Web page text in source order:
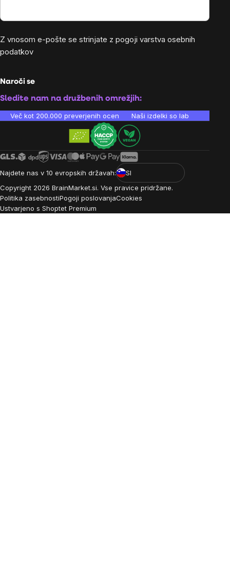
Z vnosom e-pošte se strinjate z pogoji varstva osebnih
podatkov
Naroči se
Sledite nam na družbenih omrežjih:
Več kot 200.000 preverjenih ocen Naši izdelki so laboratorijsko
Najdete nas v 10 evropskih državah:
SI
Copyright 2026 BrainMarket.si. Vse pravice pridržane.
Politika zasebnostiPogoji poslovanjaCookies
Ustvarjeno s Shoptet Premium